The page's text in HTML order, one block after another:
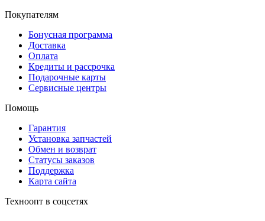
Покупателям
Бонусная программа
Доставка
Оплата
Кредиты и рассрочка
Подарочные карты
Сервисные центры
Помощь
Гарантия
Установка запчастей
Обмен и возврат
Статусы заказов
Поддержка
Карта сайта
Техноопт в соцсетях